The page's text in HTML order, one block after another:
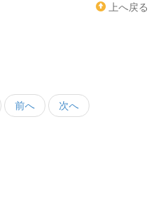
上へ戻る
前へ 次へ